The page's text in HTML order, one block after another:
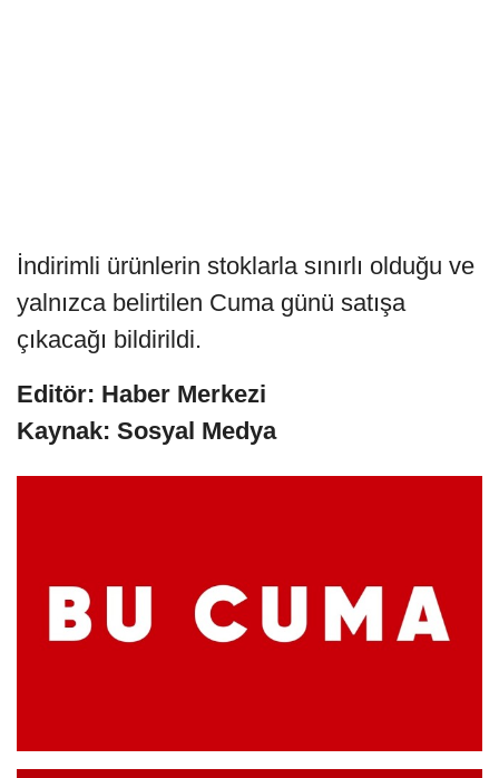
İndirimli ürünlerin stoklarla sınırlı olduğu ve
yalnızca belirtilen Cuma günü satışa
çıkacağı bildirildi.
Editör: Haber Merkezi
Kaynak: Sosyal Medya